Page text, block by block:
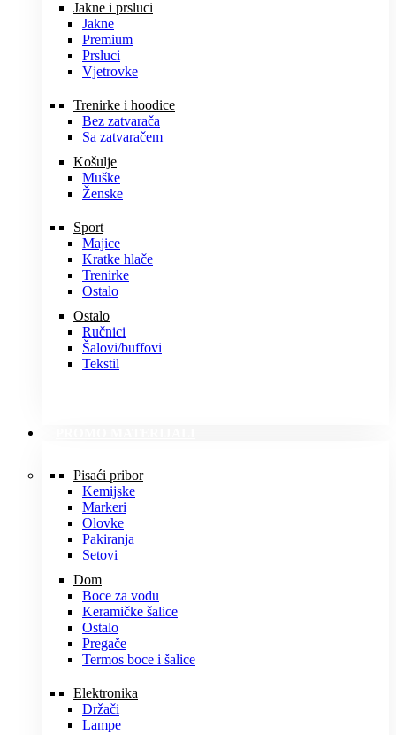
Jakne i prsluci
Jakne
Premium
Prsluci
Vjetrovke
Trenirke i hoodice
Bez zatvarača
Sa zatvaračem
Košulje
Muške
Ženske
Sport
Majice
Kratke hlače
Trenirke
Ostalo
Ostalo
Ručnici
Šalovi/buffovi
Tekstil
Pisaći pribor
Kemijske
Markeri
Olovke
Pakiranja
Setovi
Dom
Boce za vodu
Keramičke šalice
Ostalo
Pregače
Termos boce i šalice
Elektronika
Držači
Lampe